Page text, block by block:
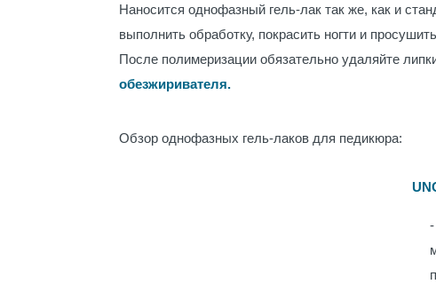
Наносится однофазный гель-лак так же, как и
выполнить обработку, покрасить ногти и
После полимеризации обязательно удаляйте
обезжиривателя.
Обзор однофазных гель-лаков для педикюра: